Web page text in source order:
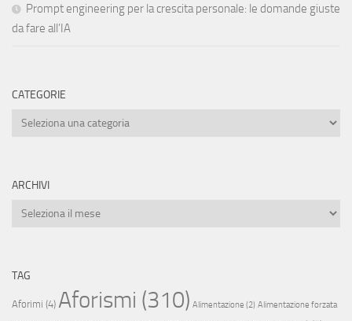
Prompt engineering per la crescita personale: le domande giuste
da fare all’IA
CATEGORIE
Categorie
ARCHIVI
Archivi
TAG
Aforimi (4) Aforismi (310) Alimentazione (2) Alimentazione forzata